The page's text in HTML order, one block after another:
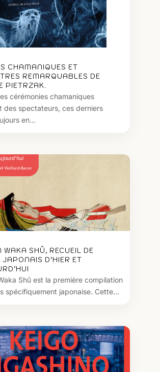
CHAMANIQUES ET
REMARQUABLES DE
PIETRZAK.
cérémonies chamaniques
des spectateurs, ces derniers
en...
WAKA SHÛ, RECUEIL DE
JAPONAIS D’HIER ET
Shû est la première compilation
spécifiquement japonaise. Cette...